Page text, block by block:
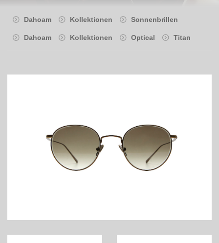
Dahoam Kollektionen Sonnenbrillen
Dahoam Kollektionen Optical Titan